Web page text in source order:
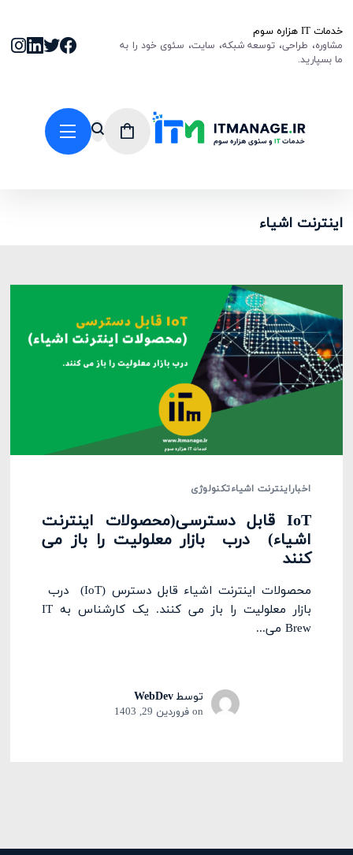
خدمات IT هزاره سوم
مشاوره، طراحی، توسعه شبکه، سایت، سئوی خود را به
ما بسپارید.
اینترنت اشیاء
اخباراینترنت اشیاءتکنولوژی
IoT قابل دسترسی(محصولات اینترنت
اشیاء) درب بازار معلولیت را باز می
کنند
محصولات اینترنت اشیاء قابل دسترس (IoT) درب
بازار معلولیت را باز می کنند. یک کارشناس به IT
Brew می‌...
توسطWebDev
on فروردین 29, 1403